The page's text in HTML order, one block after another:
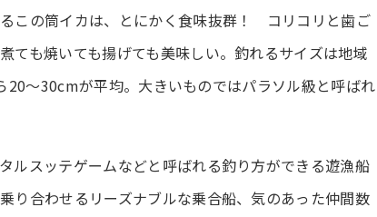
この筒イカは、とにかく食味抜群！ コリコリと歯ご
ても焼いても揚げても美味しい。釣れるサイズは地域
～30cmが平均。大きいものではパラソル級と呼ばれ
ルスッテゲームなどと呼ばれる釣り方ができる遊漁船
り合わせるリーズナブルな乗合船、気のあった仲間数